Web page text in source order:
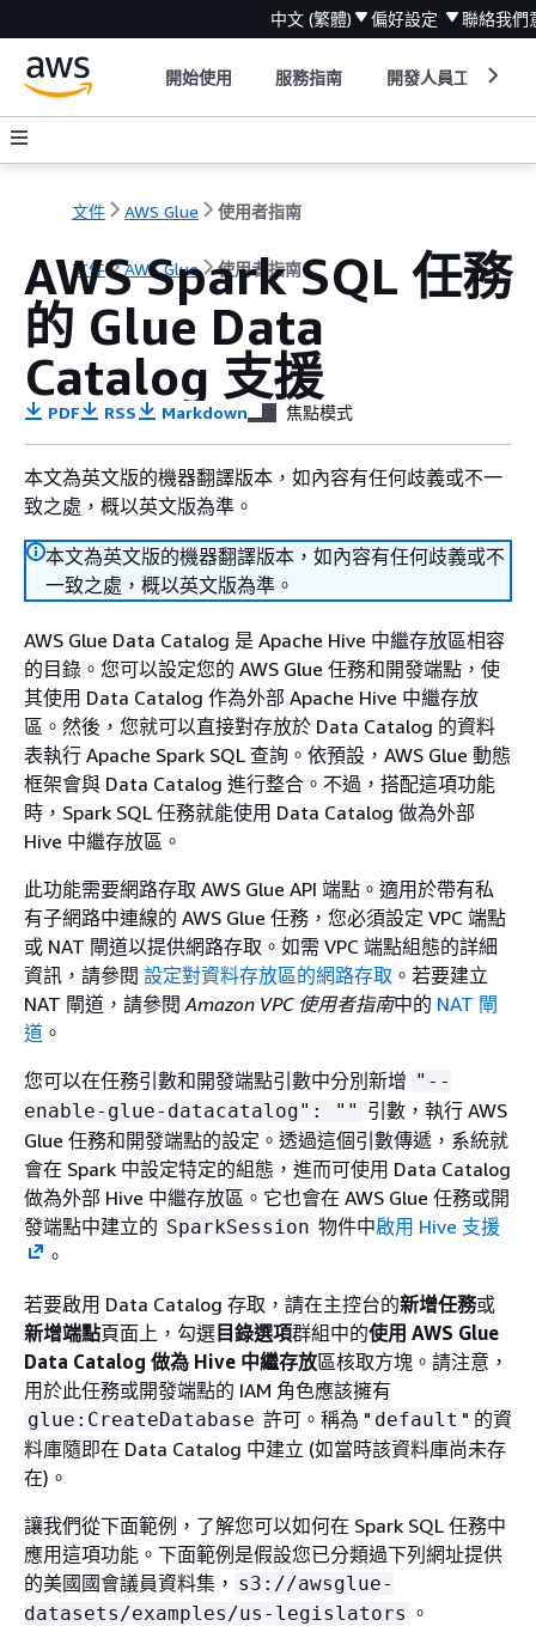
中文 (繁體) 偏好設定 聯絡我們
開始使用 服務指南 開發人員工具
文件 AWS Glue 使用者指南
文件 AWS Glue 使用者指南
AWS Spark SQL 任務
的 Glue Data
Catalog 支援
PDF RSS Markdown 焦點模式
本文為英文版的機器翻譯版本，如內容有任何歧義或不一
致之處，概以英文版為準。
本文為英文版的機器翻譯版本，如內容有任何歧義或不
一致之處，概以英文版為準。
AWS Glue Data Catalog 是 Apache Hive 中繼存放區相容
的目錄。您可以設定您的 AWS Glue 任務和開發端點，使
其使用 Data Catalog 作為外部 Apache Hive 中繼存放
區。然後，您就可以直接對存放於 Data Catalog 的資料
表執行 Apache Spark SQL 查詢。依預設，AWS Glue 動態
框架會與 Data Catalog 進行整合。不過，搭配這項功能
時，Spark SQL 任務就能使用 Data Catalog 做為外部
Hive 中繼存放區。
此功能需要網路存取 AWS Glue API 端點。適用於帶有私
有子網路中連線的 AWS Glue 任務，您必須設定 VPC 端點
或 NAT 閘道以提供網路存取。如需 VPC 端點組態的詳細
資訊，請參閱 設定對資料存放區的網路存取 。若要建立
NAT 閘道，請參閱Amazon VPC 使用者指南中的 NAT 閘
道 。
您可以在任務引數和開發端點引數中分別新增 "--
enable-glue-datacatalog": "" 引數，執行 AWS
Glue 任務和開發端點的設定。透過這個引數傳遞，系統就
會在 Spark 中設定特定的組態，進而可使用 Data Catalog
做為外部 Hive 中繼存放區。它也會在 AWS Glue 任務或開
發端點中建立的 SparkSession 物件中啟用 Hive 支援
。
若要啟用 Data Catalog 存取，請在主控台的新增任務或
新增端點頁面上，勾選 目錄選項群組中的使用 AWS Glue
Data Catalog 做為 Hive 中繼存放區核取方塊。請注意，
用於此任務或開發端點的 IAM 角色應該擁有
glue:CreateDatabase 許可。稱為 " default " 的資
料庫隨即在 Data Catalog 中建立 (如當時該資料庫尚未存
在)。
讓我們從下面範例，了解您可以如何在 Spark SQL 任務中
應用這項功能。下面範例是假設您已分類過下列網址提供
的美國國會議員資料集， s3://awsglue-
datasets/examples/us-legislators 。